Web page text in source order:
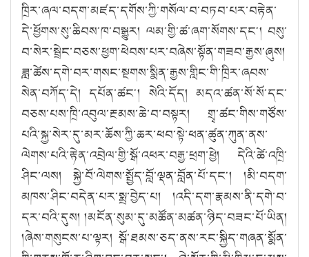
ཁྲིར་ཞལ་བདག་མཛད་དགོས་ཀྱི་གསོལ་བ་བཏབ་པར་བརྟེན་
དེ་ཕྱོགས་སུ་ཆིབས་ཁ་བསྒྱུར། ལམ་གྱི་ཚ་ཞག་སོགས་དང༌། བསུ་
བ་སེར་སྦྲེང་བཅས་ཕྱག་ཕེབས་པར་བཞེས་སྟོན་གཟབ་རྒྱས་ཞུས།
ཟླ་ཚེས་དགེ་བར་གསང་སྔགས་སྨིན་རྒྱས་གླིང་གི་ཁྲིར་ཞབས་
སེན་བཀོད་དེ། དཔོན་ཚང༌། སེའི་དོད། མདའ་ཚན་སོ་སོ་དང་
བཅས་པས་ཁྲི་འབུལ་རྔམས་ཆེ་བ་བསྟར། གྲྭ་ཚང་གིས་གཙོས་
པའི་སྐྱ་སེར་དུ་མར་ཆོས་ཀྱི་ཆར་ཕབ་སྟེ་ཕན་ཚུན་ཀུན་ནས་
ལེགས་པའི་རྟེན་འབྲེལ་གྱི་སྒོ་འཕར་བརྒྱ་ཕྲག་ཕྱེ། དེའི་ཚེ་འཁྲི་
ཤིང་ལས། སྐྱེ་བོ་ལེགས་སྤྱོད་བློ་ལྡན་བློན་པོ་དང༌། །མི་བདག་
མཁས་ཤིང་བདེན་པར་སྨྲ་བྱེད་པ། །འདི་དག་རྣམས་ནི་དགེ་བ་
དར་བའི་དུས། །མངོན་སུམ་དུ་མཚོན་མཚན་ཉིད་བཟང་པོ་ཡིན།
།ཞེས་གསུངས་པ་ལྟར། སྒོ་ཐམས་ཅད་ནས་རང་སྐྱིད་གཞན་སྨོན་